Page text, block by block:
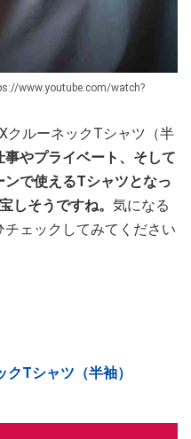
www.youtube.com/watch?
クルーネックTシャツ（半
事やプライベート、そして
で使えるTシャツとなっ
しそうですね。 気になる
ェックしてみてください
Tシャツ（半袖）